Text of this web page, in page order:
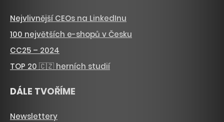
Nejvlivnější CEOs na LinkedInu
100 největších e-shopů v Česku
CC25 – 2024
TOP 20 🇨🇿 herních studií
DÁLE TVOŘÍME
Newslettery